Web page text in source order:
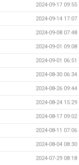
2024-09-17 09:55
2024-09-14 17:07
2024-09-08 07:48
2024-09-01 09:08
2024-09-01 06:51
2024-08-30 06:34
2024-08-26 09:44
2024-08-24 15:29
2024-08-17 09:02
2024-08-11 07:06
2024-08-04 08:30
2024-07-29 08:18